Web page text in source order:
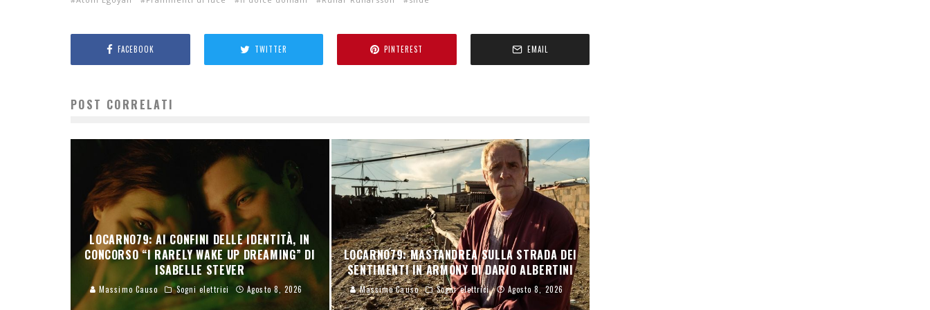
FACEBOOK TWITTER PINTEREST EMAIL
POST CORRELATI
LOCARNO79: AI CONFINI DELLE IDENTITÀ, IN
CONCORSO “I RARELY WAKE UP DREAMING” DI
ISABELLE STEVER
Massimo Causo Sogni elettrici Agosto 8, 2026
LOCARNO79: MASTANDREA SULLA STRADA DEI
SENTIMENTI IN ARMONY DI DARIO ALBERTINI
Massimo Causo Sogni elettrici Agosto 8, 2026